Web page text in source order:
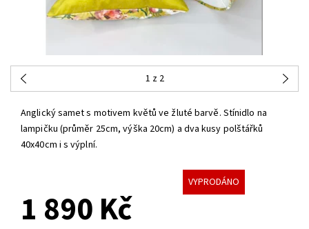
1 z 2
Anglický samet s motivem květů ve žluté barvě. Stínidlo na
lampičku (průměr 25cm, výška 20cm) a dva kusy polštářků
40x40cm i s výplní.
VYPRODÁNO
1 890 Kč